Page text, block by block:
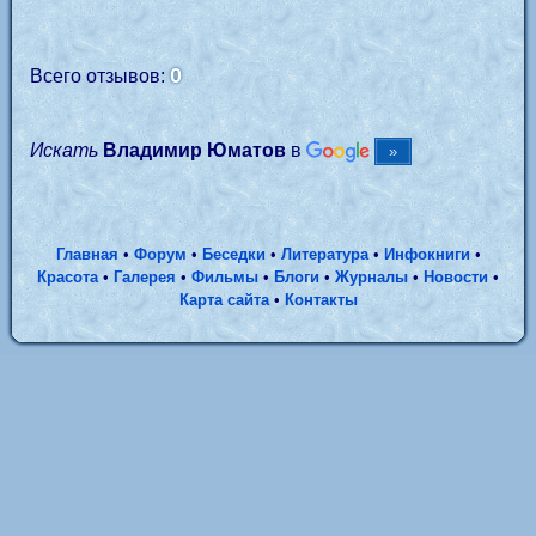
Всего отзывов:0
Искать Владимир Юматов в
Главная •Форум•Беседки• Литература• Инфокниги•
Красота• Галерея • Фильмы •Блоги • Журналы • Новости •
Карта сайта• Контакты